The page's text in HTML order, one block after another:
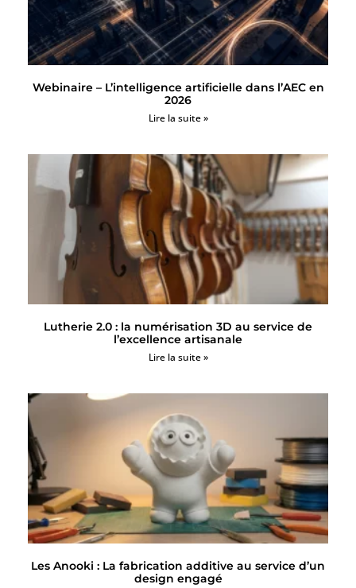
Webinaire – L’intelligence artificielle dans l’AEC en
2026
Lire la suite »
Lutherie 2.0 : la numérisation 3D au service de
l’excellence artisanale
Lire la suite »
Les Anooki : La fabrication additive au service d’un
design engagé